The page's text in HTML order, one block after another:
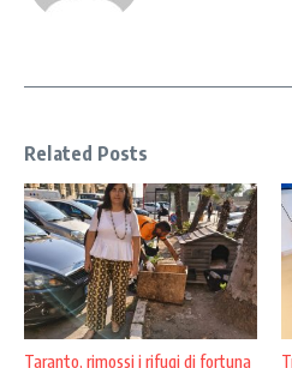
Related Posts
Taranto, rimossi i rifugi di fortuna